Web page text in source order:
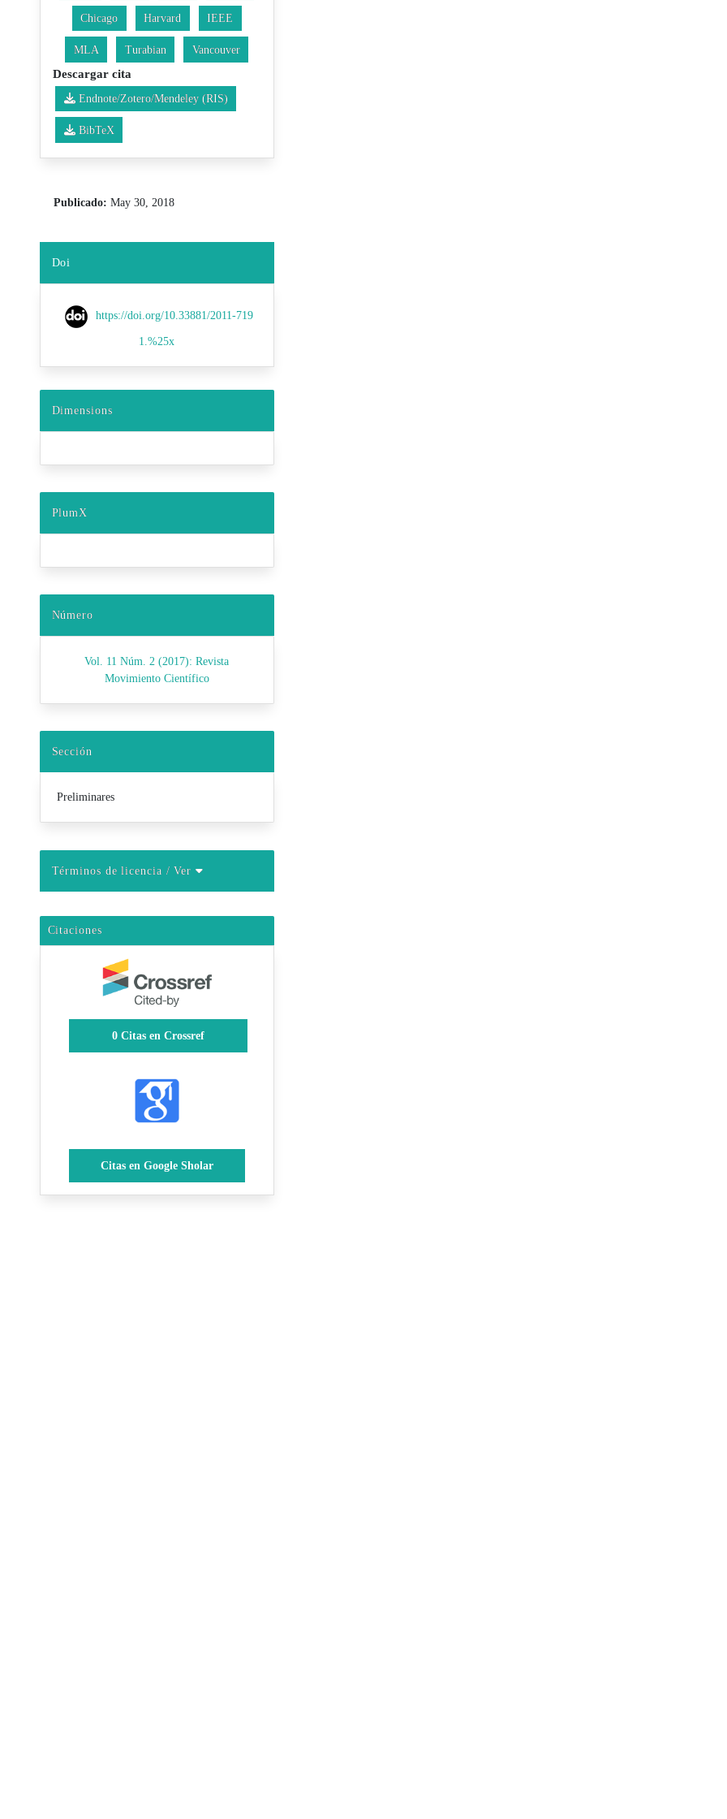
Chicago Harvard IEEE
MLA Turabian Vancouver
Descargar cita
Endnote/Zotero/Mendeley (RIS)
BibTeX
Publicado: May 30, 2018
Doi
https://doi.org/10.33881/2011-719
1.%25x
Dimensions
PlumX
Número
Vol. 11 Núm. 2 (2017): Revista
Movimiento Científico
Sección
Preliminares
Términos de licencia / Ver
Citaciones
0Citas en Crossref
Citas en Google Sholar